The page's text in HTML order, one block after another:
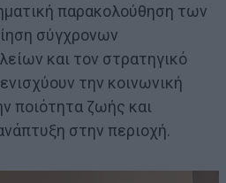
παρακολούθηση των
σύγχρονων
και τον στρατηγικό
την κοινωνική
ποιότητα ζωής και
στην περιοχή.